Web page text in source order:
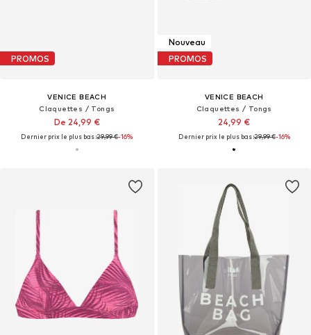
PROMOS
VENICE BEACH
Claquettes / Tongs
De 24,99 €
Dernier prix le plus bas :29,99 €-16%
Nouveau
PROMOS
VENICE BEACH
Claquettes / Tongs
24,99 €
Dernier prix le plus bas :29,99 €-16%